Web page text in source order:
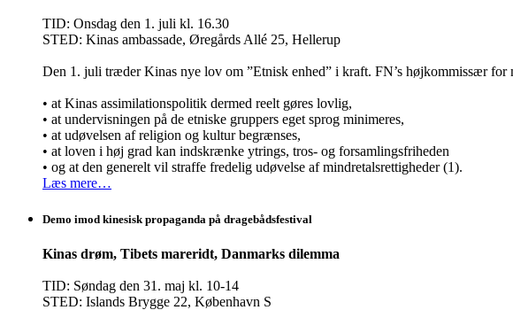
TID: Onsdag den 1. juli kl. 16.30
STED: Kinas ambassade, Øregårds Allé 25, Hellerup
Den 1. juli træder Kinas nye lov om ”Etnisk enhed” i kraft. FN’s højkommissær for
• at Kinas assimilationspolitik dermed reelt gøres lovlig,
• at undervisningen på de etniske gruppers eget sprog minimeres,
• at udøvelsen af religion og kultur begrænses,
• at loven i høj grad kan indskrænke ytrings, tros- og forsamlingsfriheden
• og at den generelt vil straffe fredelig udøvelse af mindretalsrettigheder (1).
Læs mere…
Demo imod kinesisk propaganda på dragebådsfestival
Kinas drøm, Tibets mareridt, Danmarks dilemma
TID: Søndag den 31. maj kl. 10-14
STED: Islands Brygge 22, København S